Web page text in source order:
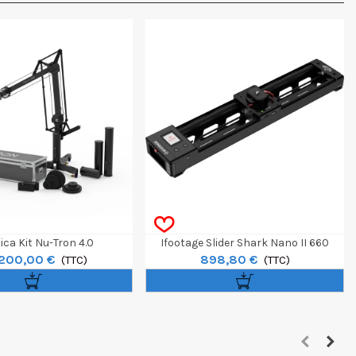
Kit Nu-Tron 4.0
€ (TTC)
Ifootage Slider Shark Nano II 660
898,80 € (TTC)